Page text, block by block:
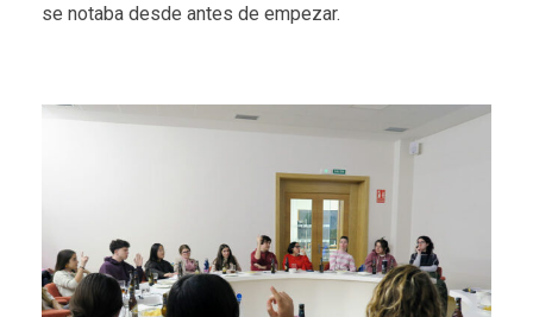
se notaba desde antes de empezar.